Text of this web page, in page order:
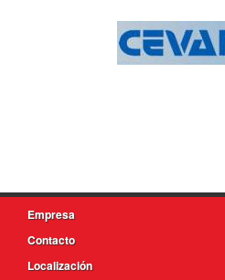
Empresa
Contacto
Localización